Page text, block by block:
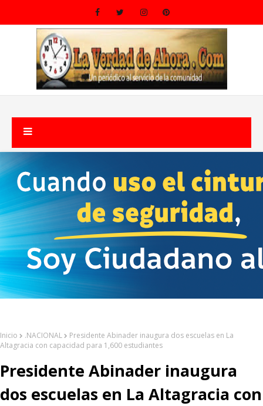
Inicio .NACIONAL
Presidente Abinader inaugura dos escuelas en La
Altagracia con capacidad para 1,600 estudiantes
Presidente Abinader inaugura
dos escuelas en La Altagracia con